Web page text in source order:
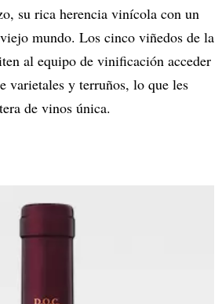
su rica herencia vinícola con un
mundo. Los cinco viñedos de la
al equipo de vinificación acceder
varietales y terruños, lo que les
de vinos única.